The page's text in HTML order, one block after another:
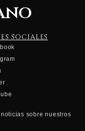
SOCIALES
sobre nuestros